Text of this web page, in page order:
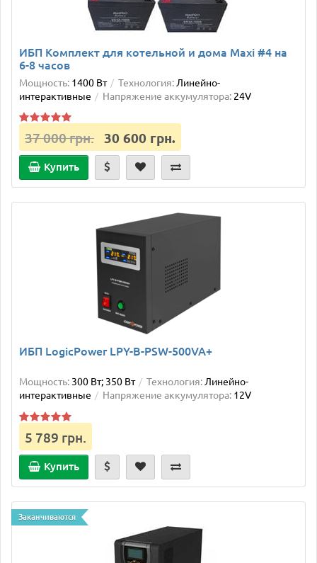
ИБП Комплект для котельной и дома Maxi #4 на
6-8 часов
Мощность: 1400 Вт Технология: Линейно-
интерактивные
Напряжение аккумулятора: 24V
37 000 грн. 30 600 грн.
Купить
ИБП LogicPower LPY-B-PSW-500VA+
Мощность: 300 Вт; 350 Вт Технология: Линейно-
интерактивные
Напряжение аккумулятора: 12V
5 789 грн.
Купить
Заканчиваются